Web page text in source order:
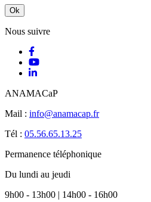
Ok
Nous suivre
ANAMACaP
Mail : info@anamacap.fr
Tél : 05.56.65.13.25
Permanence téléphonique
Du lundi au jeudi
9h00 - 13h00 | 14h00 - 16h00